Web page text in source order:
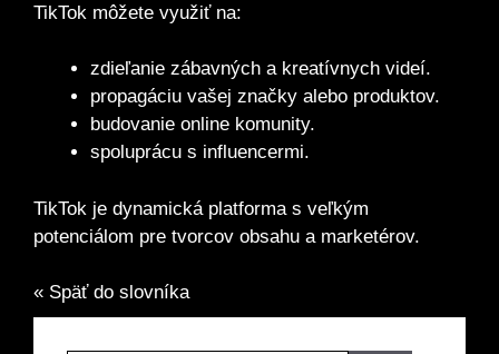
TikTok môžete využiť na:
zdieľanie zábavných a kreatívnych videí.
propagáciu vašej značky alebo produktov.
budovanie online komunity.
spoluprácu s influencermi.
TikTok je dynamická platforma s veľkým
potenciálom pre tvorcov obsahu a marketérov.
« Späť do slovníka